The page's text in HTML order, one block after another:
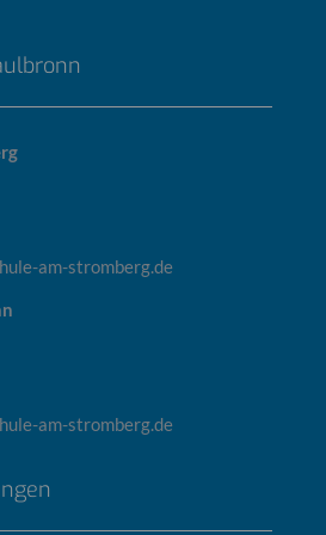
am-stromberg.de
am-stromberg.de